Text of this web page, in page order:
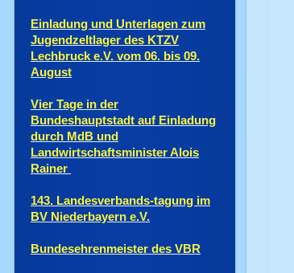
Einladung und Unterlagen zum
Jugendzeltlager des KTZV
Lechbruck e.V. vom 06. bis 09.
August
Vier Tage in der
Bundeshauptstadt auf Einladung
durch MdB und
Landwirtschaftsminister Alois
Rainer
143. Landesverbands-tagung im
BV Niederbayern e.V.
Bundesehrenmeister des VBR